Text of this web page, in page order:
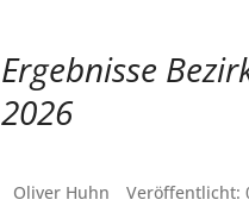
Ergebnisse
2026
Oliver Huhn Veröffentlicht: